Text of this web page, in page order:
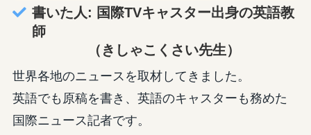
書いた人: 国際TVキャスター出身の英語教
師
（きしゃこくさい先生）
世界各地のニュースを取材してきました。
英語でも原稿を書き、英語のキャスターも務めた
国際ニュース記者です。